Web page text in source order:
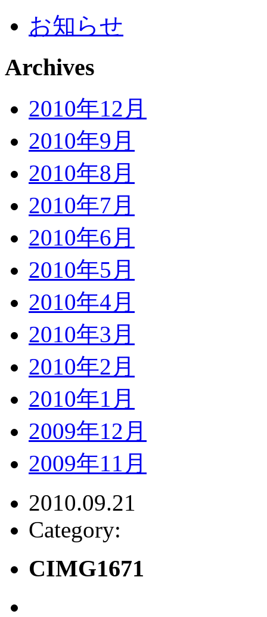
お知らせ
Archives
2010年12月
2010年9月
2010年8月
2010年7月
2010年6月
2010年5月
2010年4月
2010年3月
2010年2月
2010年1月
2009年12月
2009年11月
2010.09.21
Category:
CIMG1671